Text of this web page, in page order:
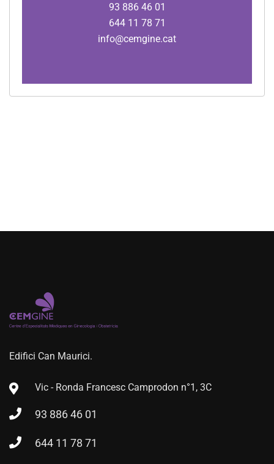
93 886 46 01
644 11 78 71
info@cemgine.cat
Edifici Can Maurici.
Vic - Ronda Francesc Camprodon n°1, 3C
93 886 46 01
644 11 78 71